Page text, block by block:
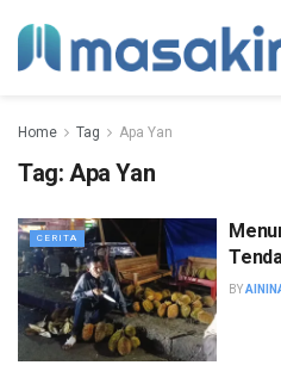
Home Tag Apa Yan
Tag: Apa Yan
CERITA
BY